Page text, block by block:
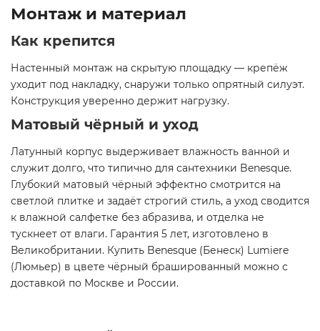
Монтаж и материал
Как крепится
Настенный монтаж на скрытую площадку — крепёж
уходит под накладку, снаружи только опрятный силуэт.
Конструкция уверенно держит нагрузку.
Матовый чёрный и уход
Латунный корпус выдерживает влажность ванной и
служит долго, что типично для сантехники Benesque.
Глубокий матовый чёрный эффектно смотрится на
светлой плитке и задаёт строгий стиль, а уход сводится
к влажной салфетке без абразива, и отделка не
тускнеет от влаги. Гарантия 5 лет, изготовлено в
Великобритании. Купить Benesque (Бенеск) Lumiere
(Люмьер) в цвете чёрный брашированный можно с
доставкой по Москве и России.